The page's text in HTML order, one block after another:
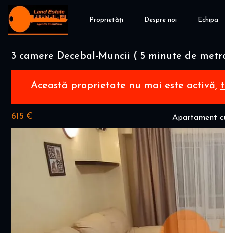
Proprietăți Despre noi Echipa
3 camere Decebal-Muncii ( 5 minute de
Această proprietate nu mai este activă,
615 € Apartament